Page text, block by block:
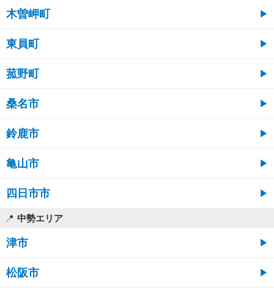
木曽岬町
東員町
菰野町
桑名市
鈴鹿市
亀山市
四日市市
中勢エリア
津市
松阪市